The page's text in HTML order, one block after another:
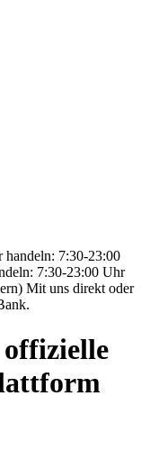
handeln: 7:30-23:00
7:30-23:00 Uhr
Mit uns direkt oder